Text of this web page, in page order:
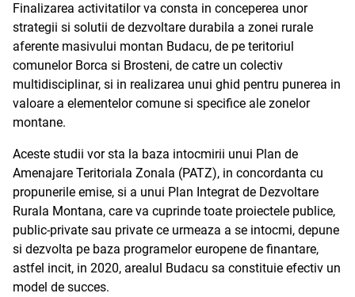
Finalizarea activitatilor va consta in conceperea unor
strategii si solutii de dezvoltare durabila a zonei rurale
aferente masivului montan Budacu, de pe teritoriul
comunelor Borca si Brosteni, de catre un colectiv
multidisciplinar, si in realizarea unui ghid pentru punerea in
valoare a elementelor comune si specifice ale zonelor
montane.
Aceste studii vor sta la baza intocmirii unui Plan de
Amenajare Teritoriala Zonala (PATZ), in concordanta cu
propunerile emise, si a unui Plan Integrat de Dezvoltare
Rurala Montana, care va cuprinde toate proiectele publice,
public-private sau private ce urmeaza a se intocmi, depune
si dezvolta pe baza programelor europene de finantare,
astfel incit, in 2020, arealul Budacu sa constituie efectiv un
model de succes.